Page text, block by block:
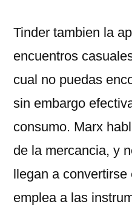
Tinder tambien la
encuentros
cual no puedas
sin embargo
consumo. Marx
de la mercancia, y
llegan a
emplea a las